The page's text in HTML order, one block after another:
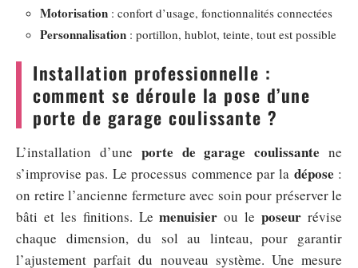
Motorisation : confort d’usage, fonctionnalités connectées
Personnalisation : portillon, hublot, teinte, tout est possible
Installation professionnelle :
comment se déroule la pose d’une
porte de garage coulissante ?
L’installation d’une porte de garage coulissante ne
s’improvise pas. Le processus commence par la dépose :
on retire l’ancienne fermeture avec soin pour préserver le
bâti et les finitions. Lemenuisier ou leposeur révise
chaque dimension, du sol au linteau, pour garantir
l’ajustement parfait du nouveau système. Une mesure